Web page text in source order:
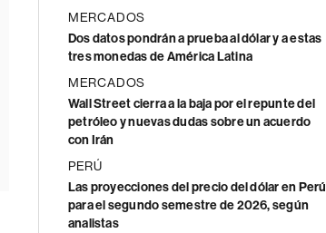
MERCADOS
Dos datos pondrán a prueba al dólar y a estas
tres monedas de América Latina
MERCADOS
Wall Street cierra a la baja por el repunte del
petróleo y nuevas dudas sobre un acuerdo
con Irán
PERÚ
Las proyecciones del precio del dólar en Perú
para el segundo semestre de 2026, según
analistas